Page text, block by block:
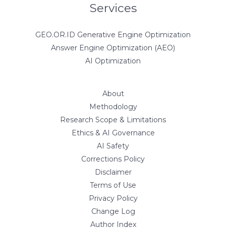
Services
GEO.OR.ID Generative Engine Optimization
Answer Engine Optimization (AEO)
AI Optimization
About
Methodology
Research Scope & Limitations
Ethics & AI Governance
AI Safety
Corrections Policy
Disclaimer
Terms of Use
Privacy Policy
Change Log
Author Index